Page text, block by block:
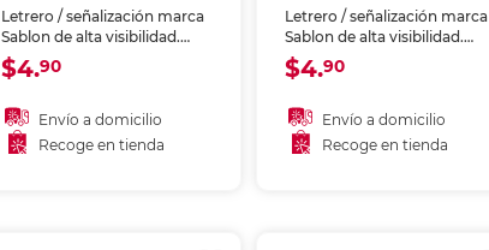
Letrero / señalización marca
Sablon de alta visibilidad.
Identifica zonas, riesgos o
instrucciones en oficinas,
Material resistente al uso
prolongado.
$4.90
Envío a domicilio
Recoge en tienda
Letrero / señalización marca
Sablon de alta visibilidad.
Identifica zonas, riesgos o
instrucciones en oficinas,
Material resistente al uso
prolongado.
$4.90
Envío a domicilio
Recoge en tienda